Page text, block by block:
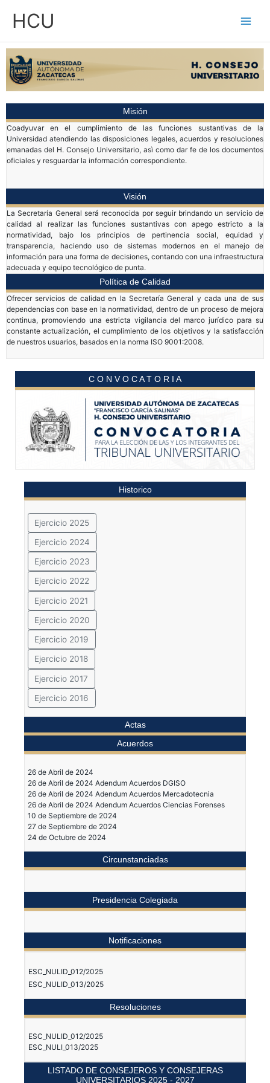
contenido
HCU
Misión
Coadyuvar en el cumplimiento de las funciones sustantivas de la
Universidad atendiendo las disposiciones legales, acuerdos y resoluciones
emanadas del H. Consejo Universitario, asì como dar fe de los documentos
oficiales y resguardar la información correspondiente.
Visión
La Secretaría General será reconocida por seguir brindando un servicio de
calidad al realizar las funciones sustantivas con apego estricto a la
normatividad, bajo los principios de pertinencia social, equidad y
transparencia, haciendo uso de sistemas modernos en el manejo de
información para una forma de decisiones, contando con una infraestructura
adecuada y equipo tecnológico de punta.
Política de Calidad
Ofrecer servicios de calidad en la Secretaría General y cada una de sus
dependencias con base en la normatividad, dentro de un proceso de mejora
continua, promoviendo una estricta vigilancia del marco jurídico para su
constante actualización, el cumplimiento de los objetivos y la satisfacción
de nuestros usuarios, basados en la norma ISO 9001:2008.
C O N V O C A T O R I A
Historico
Ejercicio 2025
Ejercicio 2024
Ejercicio 2023
Ejercicio 2022
Ejercicio 2021
Ejercicio 2020
Ejercicio 2019
Ejercicio 2018
Ejercicio 2017
Ejercicio 2016
Actas
Acuerdos
26 de Abril de 2024
26 de Abril de 2024 Adendum Acuerdos DGISO
26 de Abril de 2024 Adendum Acuerdos Mercadotecnia
26 de Abril de 2024 Adendum Acuerdos Ciencias Forenses
10 de Septiembre de 2024
27 de Septiembre de 2024
24 de Octubre de 2024
Circunstanciadas
Presidencia Colegiada
Notificaciones
ESC_NULID_012/2025
ESC_NULID_013/2025
Resoluciones
ESC_NULID_012/2025
ESC_NULI_013/2025
LISTADO DE CONSEJEROS Y CONSEJERAS
UNIVERSITARIOS 2025 - 2027